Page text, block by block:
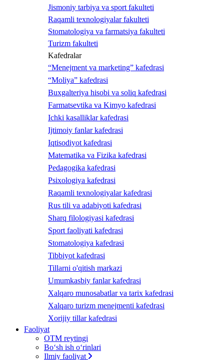
Jismoniy tarbiya va sport fakulteti
Raqamli texnologiyalar fakulteti
Stomatologiya va farmatsiya fakulteti
Turizm fakulteti
Kafedralar
“Menejment va marketing” kafedrasi
“Moliya” kafedrasi
Buxgalteriya hisobi va soliq kafedrasi
Farmatsevtika va Kimyo kafedrasi
Ichki kasalliklar kafedrasi
Ijtimoiy fanlar kafedrasi
Iqtisodiyot kafedrasi
Matematika va Fizika kafedrasi
Pedagogika kafedrasi
Psixologiya kafedrasi
Raqamli texnologiyalar kafedrasi
Rus tili va adabiyoti kafedrasi
Sharq filologiyasi kafedrasi
Sport faoliyati kafedrasi
Stomatologiya kafedrasi
Tibbiyot kafedrasi
Tillarni o'qitish markazi
Umumkasbiy fanlar kafedrasi
Xalqaro munosabatlar va tarix kafedrasi
Xalqaro turizm menejmenti kafedrasi
Xorijiy tillar kafedrasi
Faoliyat
OTM reytingi
Bo‘sh ish o‘rinlari
Ilmiy faoliyat